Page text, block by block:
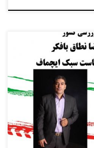
کیک بوکسینگ با
آتشنشانی شهر قدس برگزار
در این ورکشاپ